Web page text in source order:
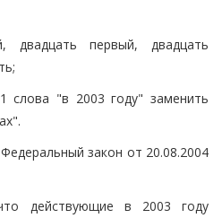
двадцать первый, двадцать
слова "в 2003 году" заменить
закон от 20.08.2004
действующие в 2003 году